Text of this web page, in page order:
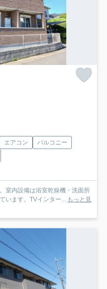
エアコン
バルコニー
室内設備は浴室乾燥機・洗面所
います。TVインター... もっと見